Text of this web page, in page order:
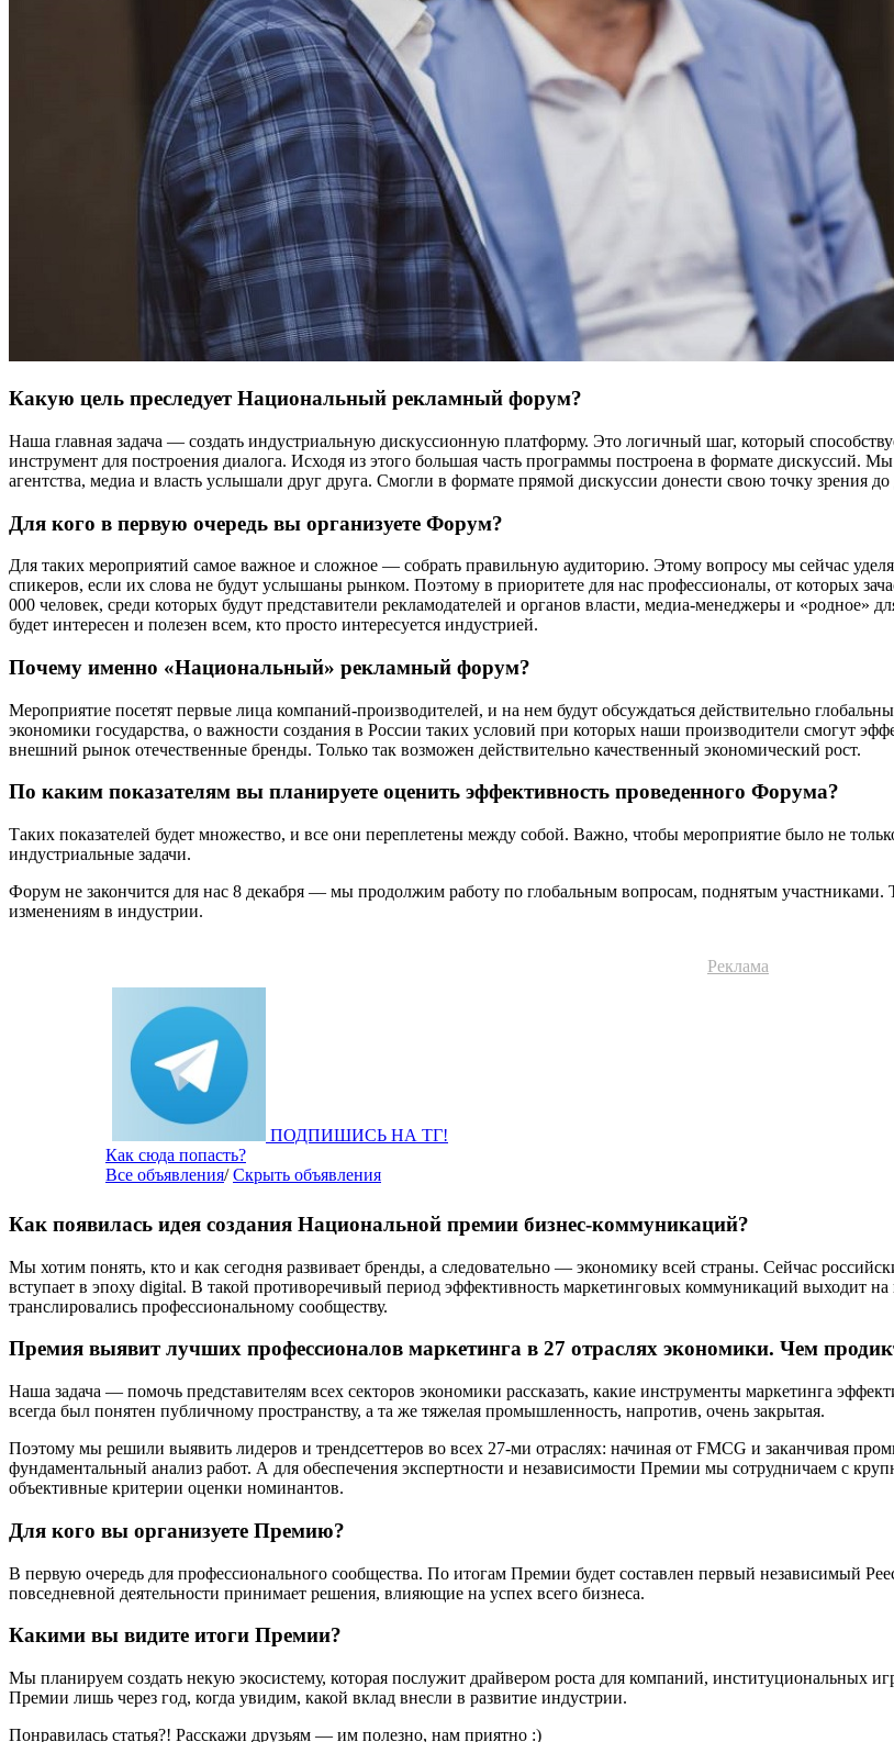
Какую цель преследует Национальный рекламный форум?
Наша главная задача — создать индустриальную дискуссионную платформу. Это логичный шаг, который
инструмент для построения диалога. Исходя из этого большая часть программы построена в формате дискуссий.
агентства, медиа и власть услышали друг друга. Смогли в формате прямой дискуссии донести свою точку зрения
Для кого в первую очередь вы организуете Форум?
Для таких мероприятий самое важное и сложное — собрать правильную аудиторию. Этому вопросу мы сейчас
спикеров, если их слова не будут услышаны рынком. Поэтому в приоритете для нас профессионалы, от которых
000 человек, среди которых будут представители рекламодателей и органов власти, медиа-менеджеры и «родное»
будет интересен и полезен всем, кто просто интересуется индустрией.
Почему именно «Национальный» рекламный форум?
Мероприятие посетят первые лица компаний-производителей, и на нем будут обсуждаться действительно
экономики государства, о важности создания в России таких условий при которых наши производители смогут
внешний рынок отечественные бренды. Только так возможен действительно качественный экономический рост.
По каким показателям вы планируете оценить эффективность проведенного Форума?
Таких показателей будет множество, и все они переплетены между собой. Важно, чтобы мероприятие было не
индустриальные задачи.
Форум не закончится для нас 8 декабря — мы продолжим работу по глобальным вопросам, поднятым
изменениям в индустрии.
Реклама
ПОДПИШИСЬ НА ТГ!
Как сюда попасть?
Все объявления/Скрыть объявления
Как появилась идея создания Национальной премии бизнес-коммуникаций?
Мы хотим понять, кто и как сегодня развивает бренды, а следовательно — экономику всей страны. Сейчас
вступает в эпоху digital. В такой противоречивый период эффективность маркетинговых коммуникаций выходит
транслировались профессиональному сообществу.
Премия выявит лучших профессионалов маркетинга в 27 отраслях экономики. Чем
Наша задача — помочь представителям всех секторов экономики рассказать, какие инструменты маркетинга
всегда был понятен публичному пространству, а та же тяжелая промышленность, напротив, очень закрытая.
Поэтому мы решили выявить лидеров и трендсеттеров во всех 27-ми отраслях: начиная от FMCG и заканчивая
фундаментальный анализ работ. А для обеспечения экспертности и независимости Премии мы сотрудничаем с
объективные критерии оценки номинантов.
Для кого вы организуете Премию?
В первую очередь для профессионального сообщества. По итогам Премии будет составлен первый независимый
повседневной деятельности принимает решения, влияющие на успех всего бизнеса.
Какими вы видите итоги Премии?
Мы планируем создать некую экосистему, которая послужит драйвером роста для компаний, институциональных
Премии лишь через год, когда увидим, какой вклад внесли в развитие индустрии.
Понравилась статья?! Расскажи друзьям — им полезно, нам приятно :)